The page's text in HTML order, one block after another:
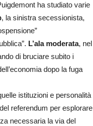
ha studiato varie
, la sinistra secessionista,
L’ala moderata, nel
di bruciare subito i
dopo la fuga
istituzioni e personalità
referendum per esplorare
necessaria la via del